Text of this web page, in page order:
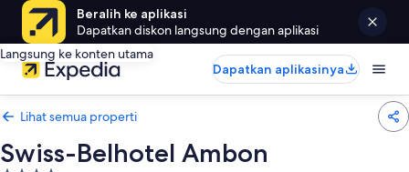
Beralih ke aplikasi
Dapatkan diskon langsung dengan aplikasi
Langsung ke konten utama
Dapatkan aplikasinya
Lihat semua properti
Swiss-Belhotel Ambon